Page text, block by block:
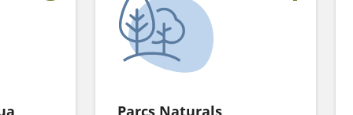
Parcs Naturals